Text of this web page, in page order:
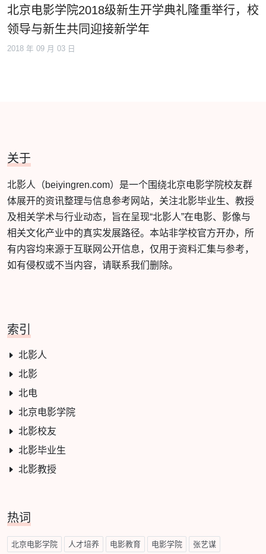
北京电影学院2018级新生开学典礼隆重举行，校
领导与新生共同迎接新学年
2018 年 09 月 03 日
关于
北影人（beiyingren.com）是一个围绕北京电影学院校友群
体展开的资讯整理与信息参考网站，关注北影毕业生、教授
及相关学术与行业动态，旨在呈现“北影人”在电影、影像与
相关文化产业中的真实发展路径。本站非学校官方开办，所
有内容均来源于互联网公开信息，仅用于资料汇集与参考，
如有侵权或不当内容，请联系我们删除。
索引
北影人
北影
北电
北京电影学院
北影校友
北影毕业生
北影教授
热词
北京电影学院 人才培养 电影教育 电影学院 张艺谋